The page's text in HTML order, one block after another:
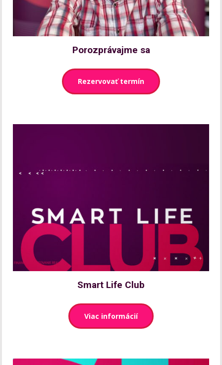
Porozprávajme sa
Rezervovať termín
Smart Life Club
Viac informácií